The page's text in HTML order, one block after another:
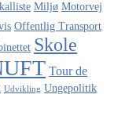
Miljø Motorvej
Offentlig Transport
Skole
Tour de
Udvikling Ungepolitik